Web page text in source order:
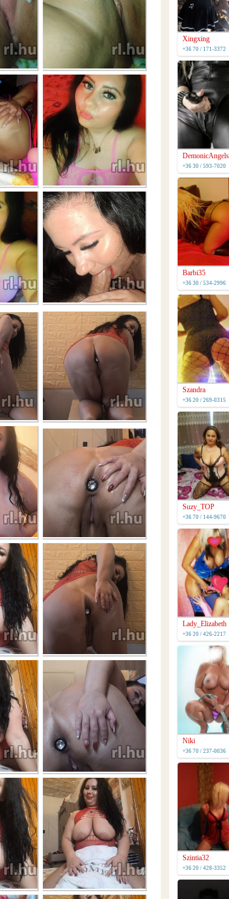
Xingxing
+36 70 / 171-3372
DemonicAngels
+36 30 / 593-7020
Barbi35
+36 30 / 534-2996
Szandra
+36 20 / 269-0315
Suzy_TOP
+36 70 / 144-9670
Lady_Elizabeth
+36 20 / 426-2217
Niki
+36 70 / 237-0036
Szintia32
+36 20 / 428-3352